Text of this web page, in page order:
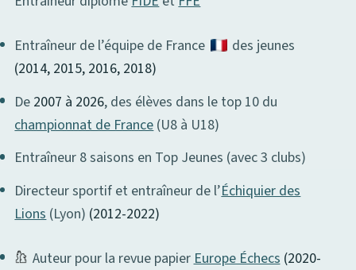
Entraîneur de l’équipe de France
des jeunes
(2014, 2015, 2016, 2018)
De 2007 à 2026, des élèves dans le top 10 du
championnat de France (U8 à U18)
Entraîneur 8 saisons en Top Jeunes (avec 3 clubs)
Directeur sportif et entraîneur de l’Échiquier des
Lions(Lyon) (2012-2022)
Auteur pour la revue papier Europe Échecs (2020-